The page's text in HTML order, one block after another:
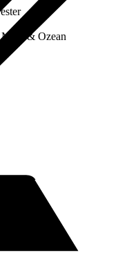
Meer & Ozean